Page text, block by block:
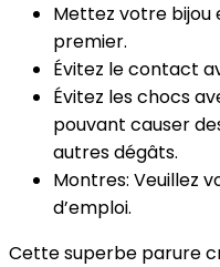
Mettez votre
premier.
Évitez le contact
Évitez les chocs
pouvant causer
autres dégâts.
Montres: Veuillez
d’emploi.
Cette superbe parure